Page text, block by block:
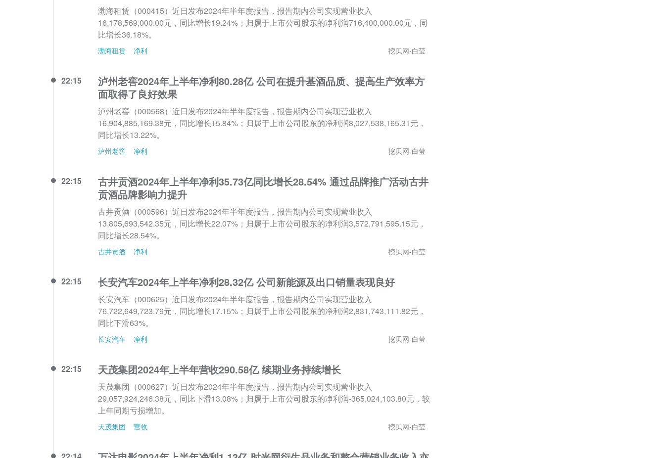
渤海租赁（000415）近日发布2024年半年度报告，报告期内公司实现营业收入
16,178,569,000.00元，同比增长19.24%；归属于上市公司股东的净利润716,400,000.00元，同
比增长36.18%。
渤海租赁 净利 挖贝网-白莹
22:15
泸州老窖2024年上半年净利80.28亿 公司在提升基酒品质、提高生产效率方
面取得了良好效果
泸州老窖（000568）近日发布2024年半年度报告，报告期内公司实现营业收入
16,904,885,169.38元，同比增长15.84%；归属于上市公司股东的净利润8,027,538,165.31元，
同比增长13.22%。
泸州老窖 净利 挖贝网-白莹
22:15
古井贡酒2024年上半年净利35.73亿同比增长28.54% 通过品牌推广活动古井
贡酒品牌影响力提升
古井贡酒（000596）近日发布2024年半年度报告，报告期内公司实现营业收入
13,805,693,542.35元，同比增长22.07%；归属于上市公司股东的净利润3,572,791,595.15元，
同比增长28.54%。
古井贡酒 净利 挖贝网-白莹
22:15 长安汽车2024年上半年净利28.32亿 公司新能源及出口销量表现良好
长安汽车（000625）近日发布2024年半年度报告，报告期内公司实现营业收入
76,722,649,723.79元，同比增长17.15%；归属于上市公司股东的净利润2,831,743,111.82元，
同比下滑63%。
长安汽车 净利 挖贝网-白莹
22:15 天茂集团2024年上半年营收290.58亿 续期业务持续增长
天茂集团（000627）近日发布2024年半年度报告，报告期内公司实现营业收入
29,057,924,246.38元，同比下滑13.08%；归属于上市公司股东的净利润-365,024,103.80元，较
上年同期亏损增加。
天茂集团 营收 挖贝网-白莹